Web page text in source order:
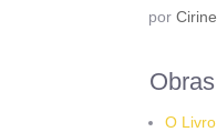
por
O